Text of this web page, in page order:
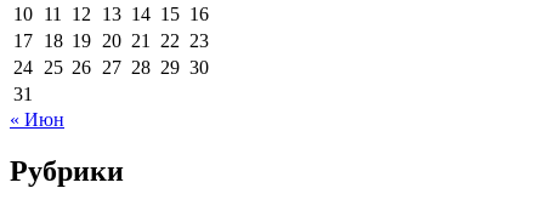
10 11 12 13 14 15 16
17 18 19 20 21 22 23
24 25 26 27 28 29 30
31
« Июн
Рубрики